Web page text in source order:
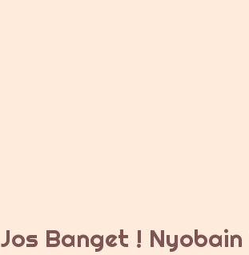
Jos Banget !